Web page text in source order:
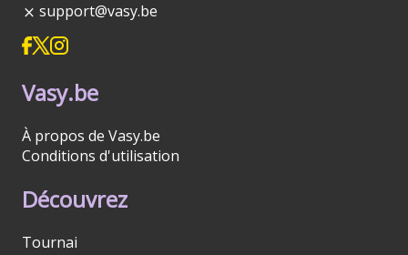
support@vasy.be
Vasy.be
À propos de Vasy.be
Conditions d'utilisation
Découvrez
Tournai